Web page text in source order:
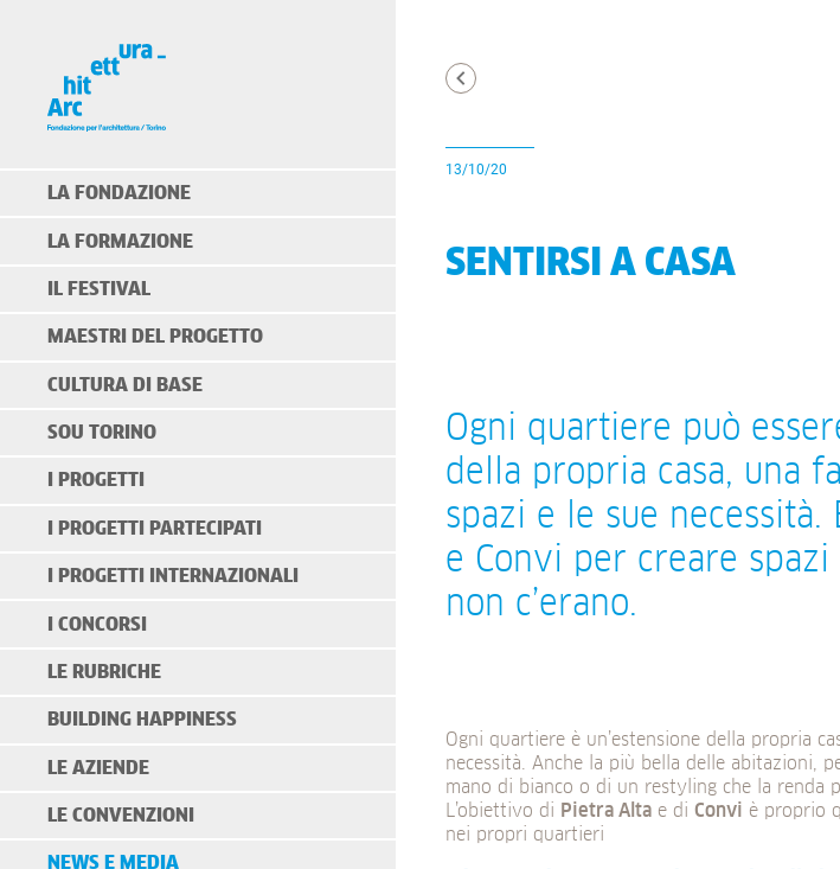
LA FONDAZIONE
LA FORMAZIONE
IL FESTIVAL
MAESTRI DEL PROGETTO
CULTURA DI BASE
SOU TORINO
I PROGETTI
I PROGETTI PARTECIPATI
I PROGETTI INTERNAZIONALI
I CONCORSI
LE RUBRICHE
BUILDING HAPPINESS
LE AZIENDE
LE CONVENZIONI
NEWS E MEDIA
13/10/20
SENTIRSI A CASA
Ogni quartiere può
della propria casa, una
spazi e le sue
e Convi per creare
non c’erano.
Ogni quartiere è un’estensione della propria
necessità. Anche la più bella delle abitazioni,
mano di bianco o di un restyling che la renda
L’obiettivo di Pietra Alta e di Convi è proprio
nei propri quartieri